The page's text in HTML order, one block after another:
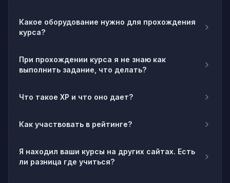
Какое оборудование нужно для прохождения
курса?
При прохождении курса я не знаю как
выполнить задание, что делать?
Что такое XP и что оно дает?
Как участвовать в рейтинге?
Я находил ваши курсы на других сайтах. Есть
ли разница где учиться?